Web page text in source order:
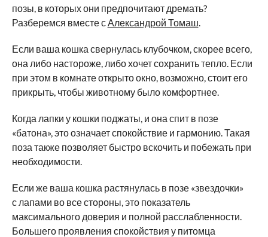
позы, в которых они предпочитают дремать?
Разберемся вместе сАлександрой Томаш.
Если ваша кошка свернулась клубочком, скорее всего,
она либо настороже, либо хочет сохранить тепло. Если
при этом в комнате открыто окно, возможно, стоит его
прикрыть, чтобы животному было комфортнее.
Когда лапки у кошки поджаты, и она спит в позе
«батона», это означает спокойствие и гармонию. Такая
поза также позволяет быстро вскочить и побежать при
необходимости.
Если же ваша кошка растянулась в позе «звездочки»
с лапами во все стороны, это показатель
максимального доверия и полной расслабленности.
Большего проявления спокойствия у питомца